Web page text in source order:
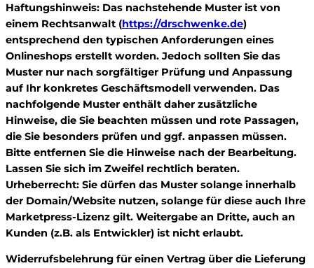
Haftungshinweis: Das nachstehende Muster ist von
einem Rechtsanwalt (https://drschwenke.de)
entsprechend den typischen Anforderungen eines
Onlineshops erstellt worden. Jedoch sollten Sie das
Muster nur nach sorgfältiger Prüfung und Anpassung
auf Ihr konkretes Geschäftsmodell verwenden. Das
nachfolgende Muster enthält daher zusätzliche
Hinweise, die Sie beachten müssen und rote Passagen,
die Sie besonders prüfen und ggf. anpassen müssen.
Bitte entfernen Sie die Hinweise nach der Bearbeitung.
Lassen Sie sich im Zweifel rechtlich beraten.
Urheberrecht: Sie dürfen das Muster solange innerhalb
der Domain/Website nutzen, solange für diese auch Ihre
Marketpress-Lizenz gilt. Weitergabe an Dritte, auch an
Kunden (z.B. als Entwickler) ist nicht erlaubt.
Widerrufsbelehrung für einen Vertrag über die Lieferung